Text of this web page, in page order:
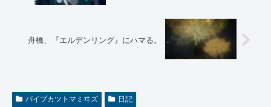
舟橋、『エルデンリング』にハマる。
パイプカツトマミヰズ 日記